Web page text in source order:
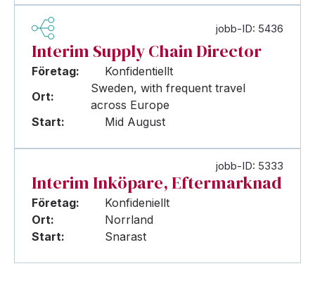
jobb-ID: 5436
Interim Supply Chain Director
Företag:
Konfidentiellt
Ort:
Sweden, with frequent travel
across Europe
Start:
Mid August
jobb-ID: 5333
Interim Inköpare, Eftermarknad
Företag:
Konfideniellt
Ort:
Norrland
Start:
Snarast